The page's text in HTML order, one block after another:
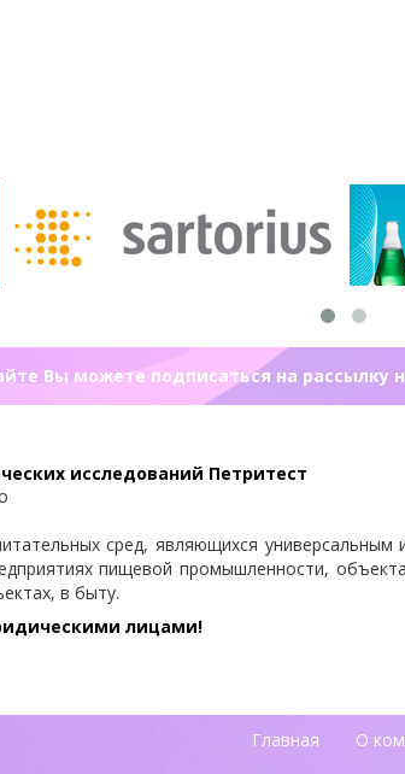
Вы можете подписаться на рассылку
исследований Петритест
сред, являющихся универсальным
пищевой промышленности,
в быту.
лицами!
Главная О